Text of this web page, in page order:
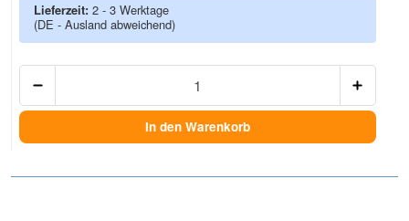
Lieferzeit: 2 - 3 Werktage
(DE - Ausland abweichend)
In den Warenkorb